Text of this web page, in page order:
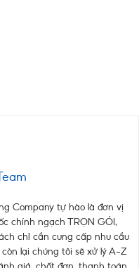
Company tự hào là đơn vị
chính ngạch TRỌN GÓI,
chỉ cần cung cấp nhu cầu
lại chúng tôi sẽ xử lý A–Z
giá, chốt đơn, thanh toán